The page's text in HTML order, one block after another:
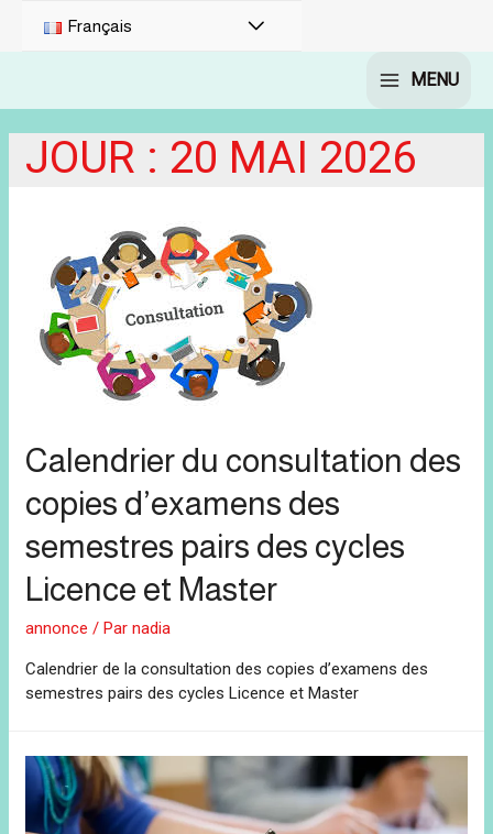
Français PERMUTATEUR
MENU
MENU
JOUR : 20 MAI 2026
Calendrier du consultation des
copies d’examens des
semestres pairs des cycles
Licence et Master
annonce / Parnadia
Calendrier de la consultation des copies d’examens des
semestres pairs des cycles Licence et Master